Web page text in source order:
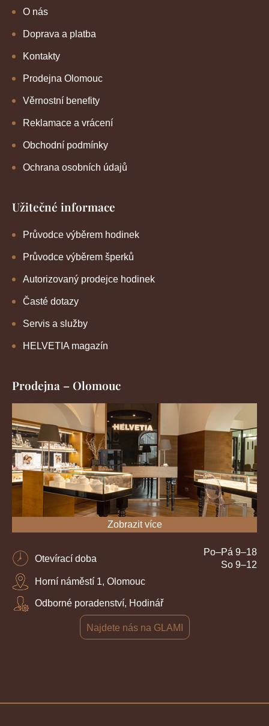
O nás
Doprava a platba
Kontakty
Prodejna Olomouc
Věrnostní benefity
Reklamace a vrácení
Obchodní podmínky
Ochrana osobních údajů
Užitečné informace
Průvodce výběrem hodinek
Průvodce výběrem šperků
Autorizovaný prodejce hodinek
Časté dotazy
Servis a služby
HELVETIA magazín
Prodejna – Olomouc
Zobrazit více
Otevírací doba
Po–Pá 9–18
So 9–12
Horní náměstí 1, Olomouc
Odborné poradenství, Hodinář
Najdete nás na GLAMI